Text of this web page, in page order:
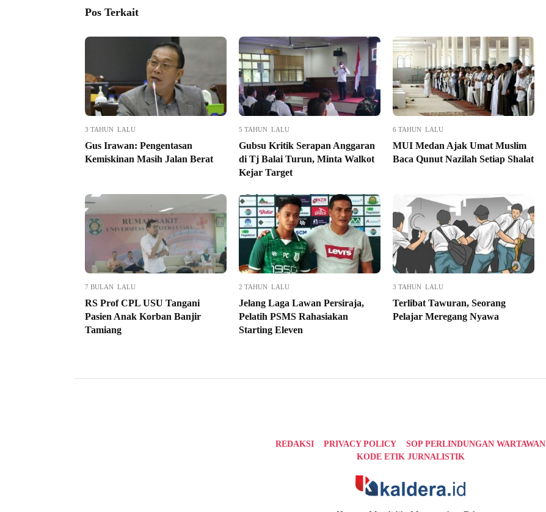
Pos Terkait
3 TAHUN LALU
Gus Irawan: Pengentasan
Kemiskinan Masih Jalan Berat
5 TAHUN LALU
Gubsu Kritik Serapan Anggaran
di Tj Balai Turun, Minta Walkot
Kejar Target
6 TAHUN LALU
MUI Medan Ajak Umat Muslim
Baca Qunut Nazilah Setiap Shalat
7 BULAN LALU
RS Prof CPL USU Tangani
Pasien Anak Korban Banjir
Tamiang
2 TAHUN LALU
Jelang Laga Lawan Persiraja,
Pelatih PSMS Rahasiakan
Starting Eleven
3 TAHUN LALU
Terlibat Tawuran, Seorang
Pelajar Meregang Nyawa
REDAKSI PRIVACY POLICY
SOP PERLINDUNGAN WARTAWAN
KODE ETIK JURNALISTIK